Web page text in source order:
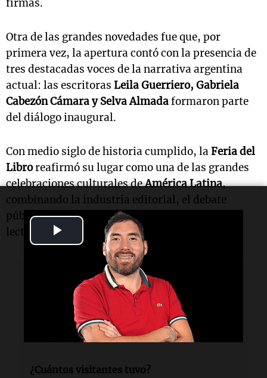
Video
firmas.
Otra de las grandes novedades fue que, por
primera vez, la apertura contó con la presencia de
tres destacadas voces de la narrativa argentina
actual: las escritoras Leila Guerriero, Gabriela
Cabezón Cámara y Selva Almadaformaron parte
del diálogo inaugural.
Con medio siglo de historia cumplido, laFeria del
Libroreafirmó su lugar como una de las grandes
celebraciones culturales deAmérica Latina,
combinando la industria editorial, el debate
público y el encuentro entre generaciones de
lectores.
Lectura rápida
¿Qué evento se celebró en Buenos Aires?
La Feria Internacional del Libro de Buenos
Aires, en su 50ª edición.
¿Cuántos visitantes tuvo?